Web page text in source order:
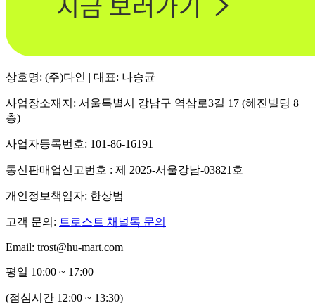
상호명: (주)다인 | 대표: 나승균
사업장소재지: 서울특별시 강남구 역삼로3길 17 (혜진빌딩 8
층)
사업자등록번호: 101-86-16191
통신판매업신고번호 : 제 2025-서울강남-03821호
개인정보책임자: 한상범
고객 문의: 트로스트 채널톡 문의
Email: trost@hu-mart.com
평일 10:00 ~ 17:00
(점심시간 12:00 ~ 13:30)